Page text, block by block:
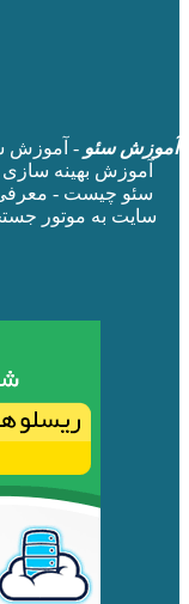
آموزش سئو - آموزش
آموزش بهینه
سایت به موتور